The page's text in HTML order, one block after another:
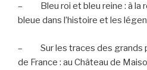
–
Bleu roi et bleu reine : à la
bleue dans l’histoire et les
–
Sur les traces des grands
de France : au Château de